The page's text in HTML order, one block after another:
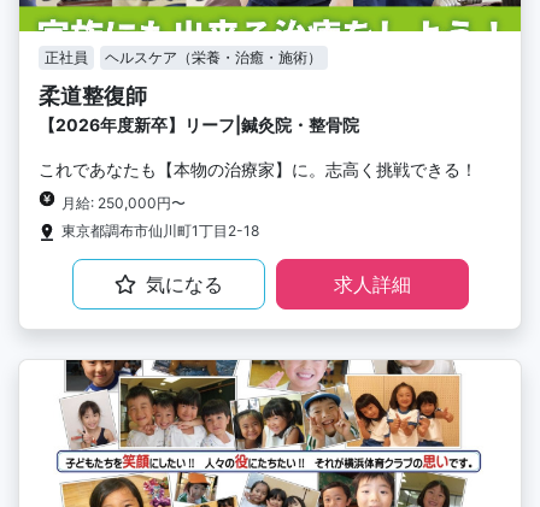
正社員 ヘルスケア（栄養・治癒・施術）
柔道整復師
【2026年度新卒】リーフ|鍼灸院・整骨院
これであなたも【本物の治療家】に。志高く挑戦できる！
月給: 250,000円〜
東京都調布市仙川町1丁目2-18
気になる 求人詳細